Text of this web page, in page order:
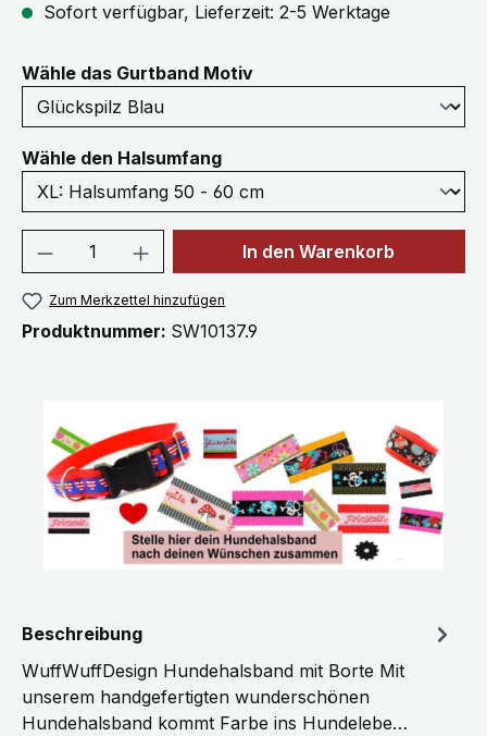
Sofort verfügbar, Lieferzeit: 2-5 Werktage
Wähle das Gurtband Motivauswählen
Wähle den Halsumfangauswählen
Produkt Anzahl: Gib denIn den Warenkorb
Zum Merkzettel hinzufügen
Produktnummer: SW10137.9
Beschreibung
WuffWuffDesign Hundehalsband mit Borte Mit
unserem handgefertigten wunderschönen
Hundehalsband kommt Farbe ins Hundelebe…